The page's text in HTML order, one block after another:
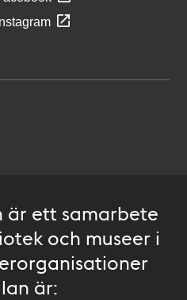
är ett samarbete
och museer i
är: